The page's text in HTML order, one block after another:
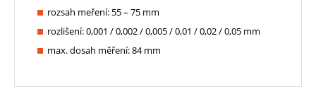
rozsah meření: 55 – 75 mm
rozlišení: 0,001 / 0,002 / 0,005 / 0,01 / 0,02 / 0,05 mm
max. dosah měření: 84 mm